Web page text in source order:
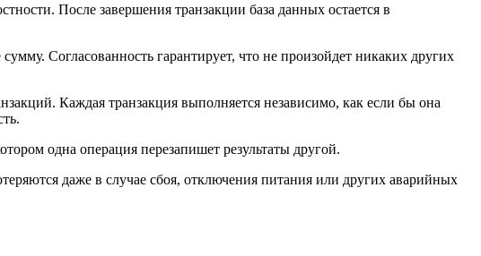
После завершения транзакции база данных остается в
Согласованность гарантирует, что не произойдет никаких других
Каждая транзакция выполняется независимо, как если бы она
одна операция перезапишет результаты другой.
даже в случае сбоя, отключения питания или других аварийных